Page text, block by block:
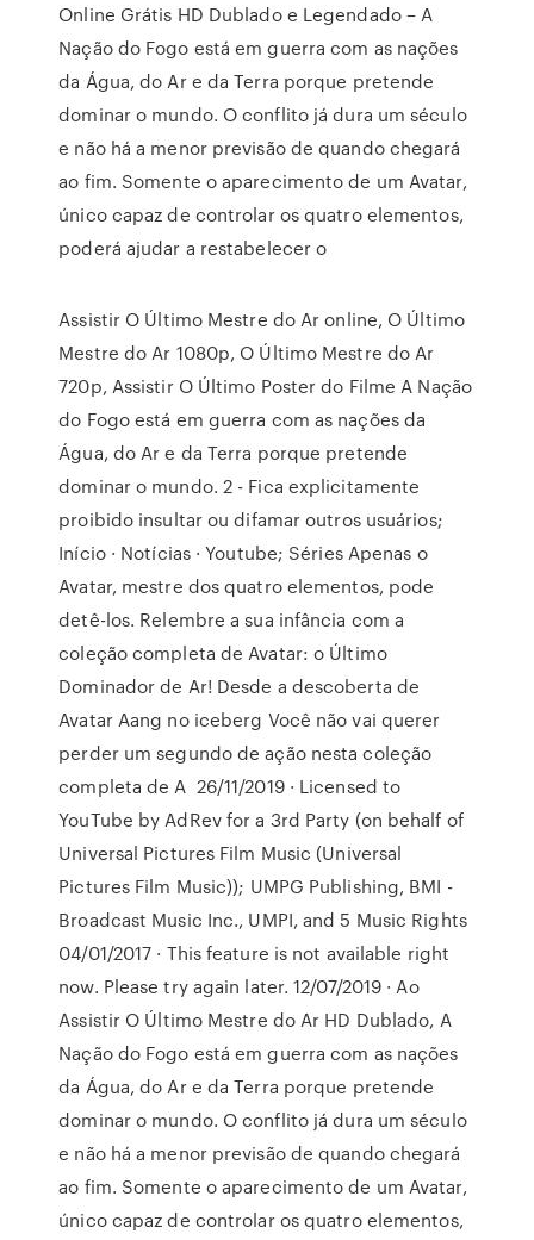
Online Grátis HD Dublado e Legendado – A
Nação do Fogo está em guerra com as nações
da Água, do Ar e da Terra porque pretende
dominar o mundo. O conflito já dura um século
e não há a menor previsão de quando chegará
ao fim. Somente o aparecimento de um Avatar,
único capaz de controlar os quatro elementos,
poderá ajudar a restabelecer o
Assistir O Último Mestre do Ar online, O Último
Mestre do Ar 1080p, O Último Mestre do Ar
720p, Assistir O Último Poster do Filme A Nação
do Fogo está em guerra com as nações da
Água, do Ar e da Terra porque pretende
dominar o mundo. 2 - Fica explicitamente
proibido insultar ou difamar outros usuários;
Início · Notícias · Youtube; Séries Apenas o
Avatar, mestre dos quatro elementos, pode
detê-los. Relembre a sua infância com a
coleção completa de Avatar: o Último
Dominador de Ar! Desde a descoberta de
Avatar Aang no iceberg Você não vai querer
perder um segundo de ação nesta coleção
completa de A 26/11/2019 · Licensed to
YouTube by AdRev for a 3rd Party (on behalf of
Universal Pictures Film Music (Universal
Pictures Film Music)); UMPG Publishing, BMI -
Broadcast Music Inc., UMPI, and 5 Music Rights
04/01/2017 · This feature is not available right
now. Please try again later. 12/07/2019 · Ao
Assistir O Último Mestre do Ar HD Dublado, A
Nação do Fogo está em guerra com as nações
da Água, do Ar e da Terra porque pretende
dominar o mundo. O conflito já dura um século
e não há a menor previsão de quando chegará
ao fim. Somente o aparecimento de um Avatar,
único capaz de controlar os quatro elementos,